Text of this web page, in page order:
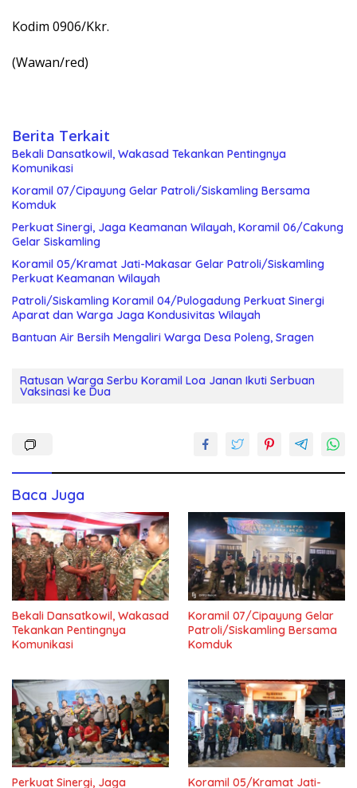
Kodim 0906/Kkr.
(Wawan/red)
Berita Terkait
Bekali Dansatkowil, Wakasad Tekankan Pentingnya
Komunikasi
Koramil 07/Cipayung Gelar Patroli/Siskamling Bersama
Komduk
Perkuat Sinergi, Jaga Keamanan Wilayah, Koramil 06/Cakung
Gelar Siskamling
Koramil 05/Kramat Jati-Makasar Gelar Patroli/Siskamling
Perkuat Keamanan Wilayah
Patroli/Siskamling Koramil 04/Pulogadung Perkuat Sinergi
Aparat dan Warga Jaga Kondusivitas Wilayah
Bantuan Air Bersih Mengaliri Warga Desa Poleng, Sragen
Ratusan Warga Serbu Koramil Loa Janan Ikuti Serbuan
Vaksinasi ke Dua
Baca Juga
Bekali Dansatkowil, Wakasad
Tekankan Pentingnya
Komunikasi
Koramil 07/Cipayung Gelar
Patroli/Siskamling Bersama
Komduk
Perkuat Sinergi, Jaga Koramil 05/Kramat Jati-